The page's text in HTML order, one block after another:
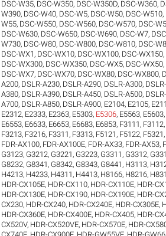
DSC-W35, DSC-W350, DSC-W350D, DSC-W360,
W390, DSC-W40, DSC-W5, DSC-W50, DSC-W510,
W55, DSC-W550, DSC-W560, DSC-W570, DSC-
DSC-W630, DSC-W650, DSC-W690, DSC-W7,
W730, DSC-W80, DSC-W800, DSC-W810, DSC-
DSC-WX1 , DSC-WX10, DSC-WX100, DSC-WX150,
DSC-WX300, DSC-WX350, DSC-WX5, DSC-WX50,
DSC-WX7, DSC-WX70, DSC-WX80, DSC-WX800,
A200, DSLR-A230, DSLR-A290, DSLR-A300,
A380, DSLR-A390, DSLR-A450, DSLR-A500,
A700, DSLR-A850, DSLR-A900, E2104, E2105,
E2312, E2333, E2363, E5303, E5306, E5563, E5603,
E6553, E6633, E6653, E6683, E6853, F3111 , F3112,
F3213, F3216, F3311 , F3313, F5121 , F5122, F5321
FDR-AX100, FDR-AX100E, FDR-AX33, FDR-AX53,
G3123, G3212, G3221 , G3223, G3311 , G3312,
G8232, G8341 , G8342, G8343, G8441 , H3113,
H4213, H4233, H4311 , H4413, H8166, H8216,
HDR-CX105E, HDR-CX110, HDR-CX110E, HDR-
HDR-CX130E, HDR-CX190, HDR-CX190E, HDR-
CX230, HDR-CX240, HDR-CX240E, HDR-CX305E,
HDR-CX360E, HDR-CX400E, HDR-CX405, HDR-
CX520V, HDR-CX520VE, HDR-CX570E, HDR-